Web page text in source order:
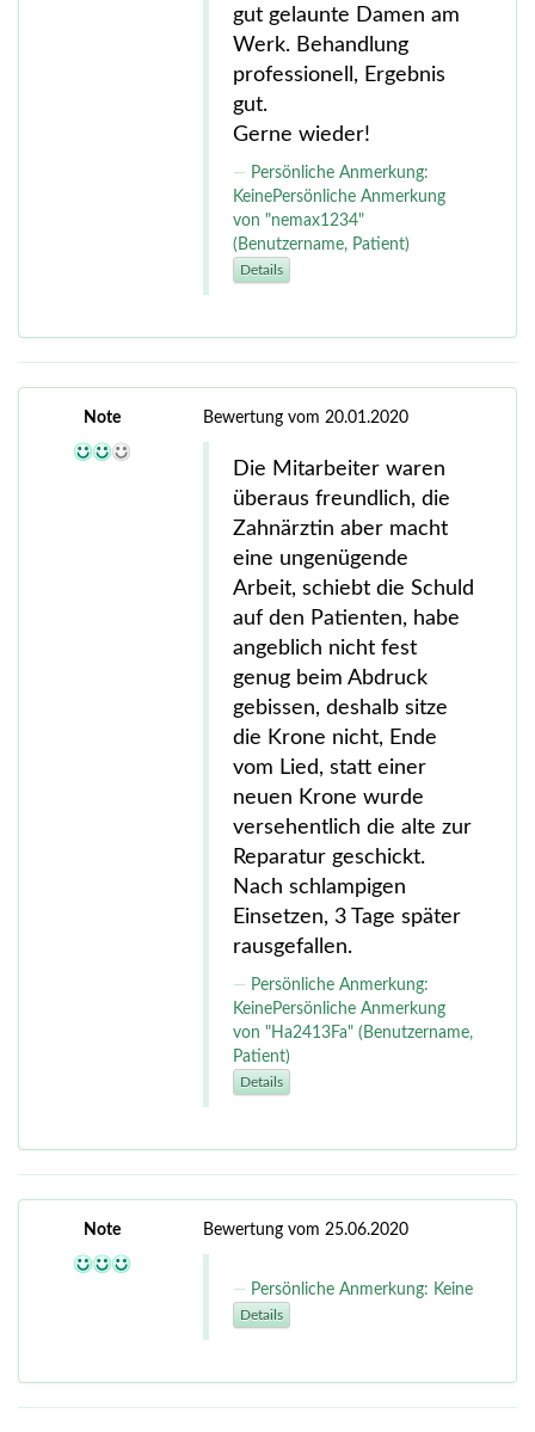
gut gelaunte Damen am
Werk. Behandlung
professionell, Ergebnis
gut.
Gerne wieder!
Persönliche Anmerkung:
KeinePersönliche Anmerkung
von "nemax1234"
(Benutzername, Patient)
Details
Note Bewertung vom 20.01.2020
Die Mitarbeiter waren
überaus freundlich, die
Zahnärztin aber macht
eine ungenügende
Arbeit, schiebt die Schuld
auf den Patienten, habe
angeblich nicht fest
genug beim Abdruck
gebissen, deshalb sitze
die Krone nicht, Ende
vom Lied, statt einer
neuen Krone wurde
versehentlich die alte zur
Reparatur geschickt.
Nach schlampigen
Einsetzen, 3 Tage später
rausgefallen.
Persönliche Anmerkung:
KeinePersönliche Anmerkung
von "Ha2413Fa" (Benutzername,
Patient)
Details
Note Bewertung vom 25.06.2020
Persönliche Anmerkung: Keine
Details